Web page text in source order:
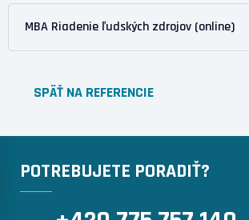
MBA Riadenie ľudských zdrojov (online)
SPÄŤ NA REFERENCIE
POTREBUJETE PORADIŤ?